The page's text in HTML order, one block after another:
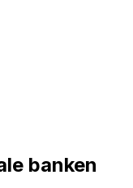
banken